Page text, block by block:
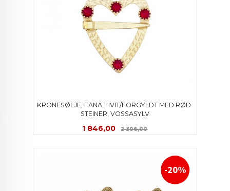
KRONESØLJE, FANA, HVIT/FORGYLDT MED RØD
STEINER, VOSSASYLV
Tilbud
1 846,00 2 306,00Rabatt
-20%